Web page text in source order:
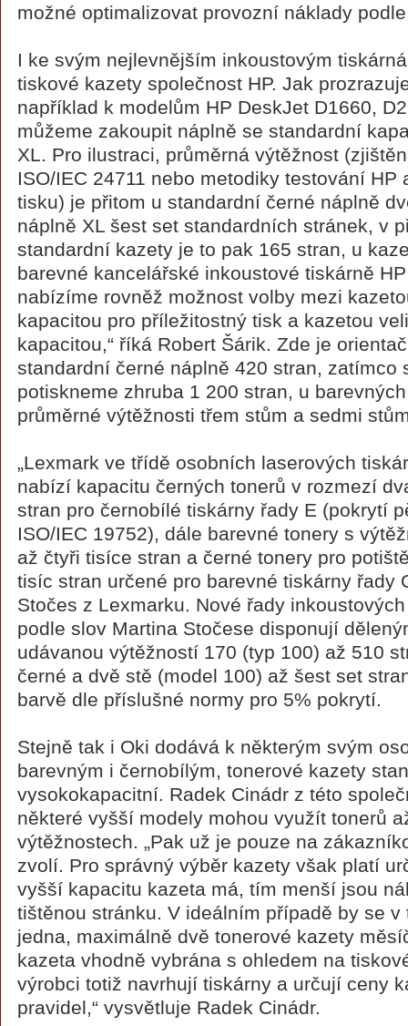
možné optimalizovat provozní náklady
I ke svým nejlevnějším inkoustovým
tiskové kazety společnost HP. Jak
například k modelům HP DeskJet D1660,
můžeme zakoupit náplně se standardní
XL. Pro ilustraci, průměrná výtěžnost
ISO/IEC 24711 nebo metodiky testování HP
tisku) je přitom u standardní černé náplně
náplně XL šest set standardních stránek, v
standardní kazety je to pak 165 stran, u
barevné kancelářské inkoustové tiskárně
nabízíme rovněž možnost volby mezi
kapacitou pro příležitostný tisk a kazetou
kapacitou,“ říká Robert Šárik. Zde je
standardní černé náplně 420 stran, zatímco
potiskneme zhruba 1 200 stran, u
průměrné výtěžnosti třem stům a sedmi
„Lexmark ve třídě osobních laserových
nabízí kapacitu černých tonerů v rozmezí
stran pro černobílé tiskárny řady E (pokrytí
ISO/IEC 19752), dále barevné tonery s
až čtyři tisíce stran a černé tonery pro
tisíc stran určené pro barevné tiskárny řady
Stočes z Lexmarku. Nové řady
podle slov Martina Stočese disponují
udávanou výtěžností 170 (typ 100) až 510
černé a dvě stě (model 100) až šest set
barvě dle příslušné normy pro 5% pokrytí.
Stejně tak i Oki dodává k některým svým
barevným i černobílým, tonerové kazety
vysokokapacitní. Radek Cinádr z této
některé vyšší modely mohou využít tonerů
výtěžnostech. „Pak už je pouze na
zvolí. Pro správný výběr kazety však platí
vyšší kapacitu kazeta má, tím menší jsou
tištěnou stránku. V ideálním případě by se
jedna, maximálně dvě tonerové kazety
kazeta vhodně vybrána s ohledem na
výrobci totiž navrhují tiskárny a určují ceny
pravidel,“ vysvětluje Radek Cinádr.